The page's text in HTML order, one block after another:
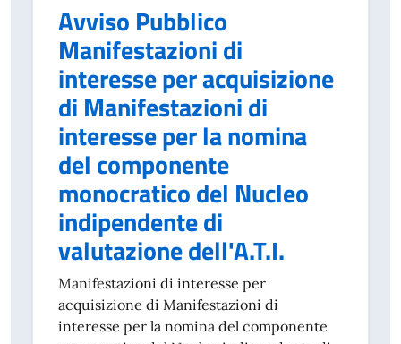
Avviso Pubblico
Manifestazioni di
interesse per acquisizione
di Manifestazioni di
interesse per la nomina
del componente
monocratico del Nucleo
indipendente di
valutazione dell'A.T.I.
Manifestazioni di interesse per
acquisizione di Manifestazioni di
interesse per la nomina del componente